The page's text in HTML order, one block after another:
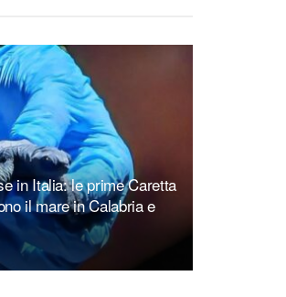
in Italia: le prime Caretta
il mare in Calabria e